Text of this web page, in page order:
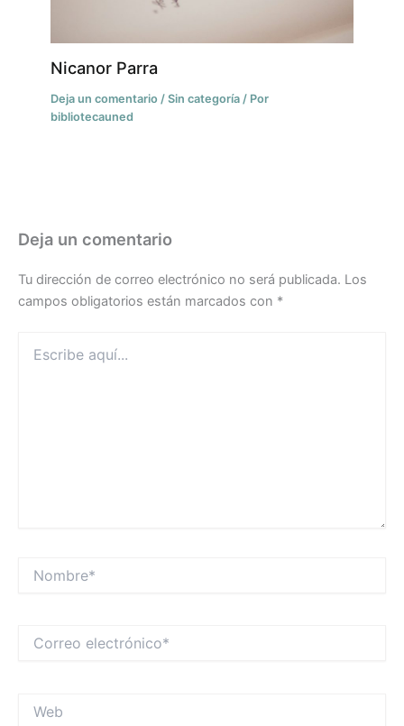
Nicanor Parra
Deja un comentario /Sin categoría / Por
bibliotecauned
Deja un comentario
Tu dirección de correo electrónico no será publicada. Los
campos obligatorios están marcados con *
aquí...
electrónico*